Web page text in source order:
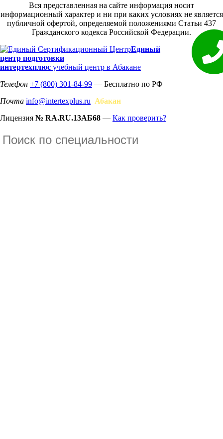
Вся представленная на сайте информация носит
информационный характер и ни при каких условиях не является
публичной офертой, определяемой положениями Статьи 437
Гражданского кодекса Российской Федерации.
Единый
центр подготовки
интертехплюс учебный центр в Абакане
Телефон +7 (800) 301-84-99 — Бесплатно по РФ
Почта info@intertexplus.ru Абакан
Лицензия № RA.RU.13АБ68 — Как проверить?